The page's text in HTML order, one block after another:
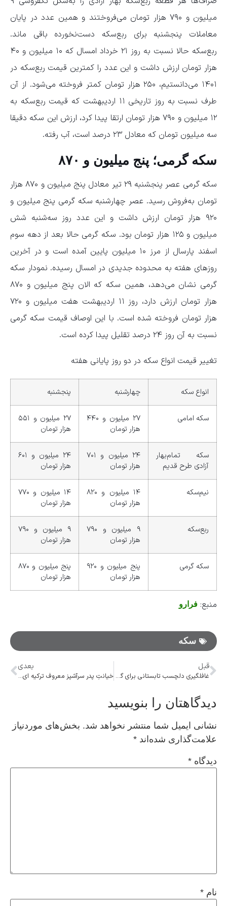
میلیون و ۷۹۰ هزار تومان می‌فروختند و همین عدد در پایان
معاملات پنجشنبه برای ربع‌سکه دست‌نخورده باقی ماند.
ربع‌سکه حالا نسبت به روز ۲۱ خرداد امسال که ۱۰ میلیون و ۴۰
هزار تومان ارزش داشت و این عدد را کمترین قیمت ربع‌سکه در
۱۴۰۱ می‌دانستیم، ۲۵۰ هزار تومان کمتر فروخته می‌شود. از آن
طرف نسبت به روز تاریخی ۱۱ اردیبهشت که قیمت ربع‌سکه به
۱۲ میلیون و ۷۹۰ هزار تومان ارتقا پیدا کرد، ارزش این سکه دقیقا
سه میلیون تومان که معادل ۲۳ درصد است، آب رفته.
سکه گرمی؛ پنج میلیون و ۸۷۰
سکه گرمی عصر پنجشنبه ۲۹ تیر معادل پنج میلیون و ۸۷۰ هزار
تومان به‌فروش رسید. عصر چهارشنبه سکه گرمی پنج میلیون و
۹۲۰ هزار تومان ارزش داشت و این عدد روز سه‌شنبه شش
میلیون و ۱۲۵ هزار تومان بود. سکه گرمی حالا بعد از دهه سوم
اسفند پارسال از مرز ۱۰ میلیون پایین آمده است و در آخرین
روز‌های هفته به محدوده جدیدی در امسال رسیده. نمودار سکه
گرمی نشان می‌دهد، همین سکه که الان پنج میلیون و ۸۷۰
هزار تومان ارزش دارد، روز ۱۱ اردیبهشت هفت میلیون و ۷۲۰
هزار تومان فروخته شده است. با این اوصاف قیمت سکه گرمی
نسبت به آن روز ۲۴ درصد تقلیل پیدا کرده است.
تغییر قیمت انواع سکه در دو روز پایانی هفته
انواع سکه چهارشنبه پنجشنبه
سکه امامی
۲۷ میلیون و ۴۴۰
هزار تومان
۲۷ میلیون و ۵۵۱
هزار تومان
سکه تمام‌بهار
آزادی طرح قدیم
۲۴ میلیون و ۷۰۱
هزار تومان
۲۴ میلیون و ۶۰۱
هزار تومان
نیم‌سکه
۱۴ میلیون و ۸۲۰
هزار تومان
۱۴ میلیون و ۷۷۰
هزار تومان
ربع‌سکه
۹ میلیون و ۷۹۰
هزار تومان
۹ میلیون و ۷۹۰
هزار تومان
سکه گرمی
پنج میلیون و ۹۲۰
هزار تومان
پنج میلیون و ۸۷۰
هزار تومان
منبع: فرارو
سکه
قبل
غافلگیری دلچسب تابستانی برای گرمای شدید ایران
بعدی
خیانتِ پدر سرآشپز معروف ترکیه ای به پسرش
دیدگاهتان را بنویسید
نشانی ایمیل شما منتشر نخواهد شد. بخش‌های موردنیاز
علامت‌گذاری شده‌اند *
دیدگاه *
نام *